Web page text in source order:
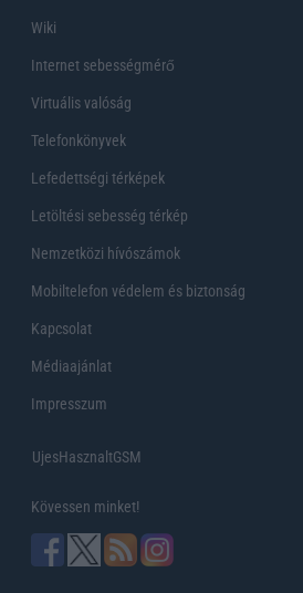
Wiki
Internet sebességmérő
Virtuális valóság
Telefonkönyvek
Lefedettségi térképek
Letöltési sebesség térkép
Nemzetközi hívószámok
Mobiltelefon védelem és biztonság
Kapcsolat
Médiaajánlat
Impresszum
UjesHasznaltGSM
Kövessen minket!